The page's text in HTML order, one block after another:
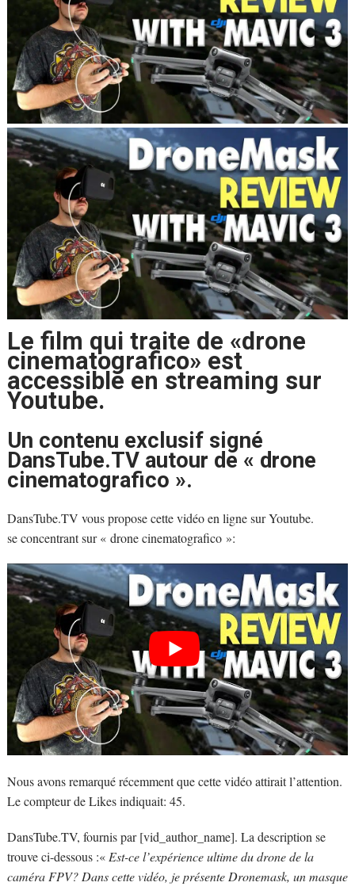
Le film qui traite de «drone
cinematografico» est
accessible en streaming sur
Youtube.
Un contenu exclusif signé
DansTube.TV autour de « drone
cinematografico ».
DansTube.TV vous propose cette vidéo en ligne sur Youtube.
se concentrant sur « drone cinematografico »:
Nous avons remarqué récemment que cette vidéo attirait l’attention.
Le compteur de Likes indiquait: 45.
DansTube.TV, fournis par [vid_author_name]. La description se
trouve ci-dessous :«Est-ce l’expérience ultime du drone de la
caméra FPV? Dans cette vidéo, je présente Dronemask, un masque